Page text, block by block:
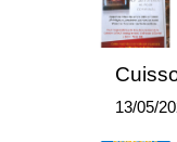
13/05/